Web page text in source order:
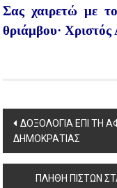
Σας χαιρετώ με
θριάμβου· Χριστός
Post
navigation
ΔΟΞΟΛΟΓΙΑ ΕΠΙ ΤΗ
ΔΗΜΟΚΡΑΤΙΑΣ
ΠΛΗΘΗ ΠΙΣΤΩΝ